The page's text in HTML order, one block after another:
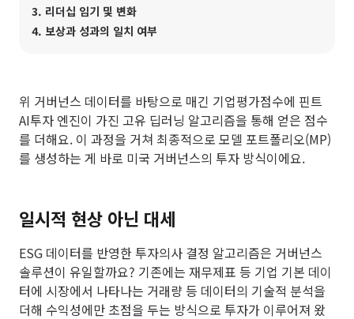
3. 리더십 임기 및 변화
4. 보상과 성과의 일치 여부
위 거버넌스 데이터를 바탕으로 매긴 기업평가점수에 핀트
AI투자 엔진이 가진 고유 딥러닝 알고리즘을 통해 얻은 점수
를 더해요. 이 과정을 거쳐 최종적으로 모델 포트폴리오(MP)
를 생성하는 게 바로 미국 거버넌스의 투자 방식이에요.
일시적 현상 아닌 대세
ESG 데이터를 반영한 투자의사 결정 알고리즘은 거버넌스
솔루션이 유일할까요? 기존에는 재무제표 등 기업 기본 데이
터에 시장에서 나타나는 거래량 등 데이터의 기술적 분석을
더해 수익성에만 초점을 두는 방식으로 투자가 이루어져 왔